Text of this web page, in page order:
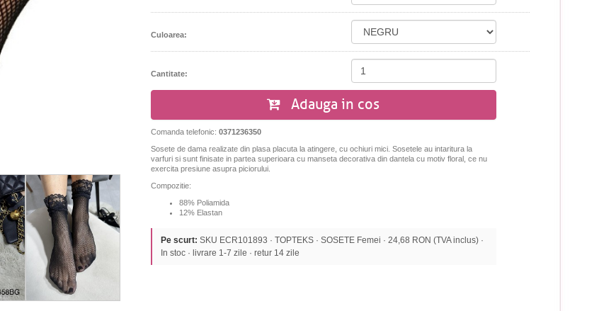
Culoarea:
Cantitate:
Adauga in cos
Comanda telefonic: 0371236350
Sosete de dama realizate din plasa placuta la atingere, cu ochiuri mici. Sosetele au intaritura la
varfuri si sunt finisate in partea superioara cu manseta decorativa din dantela cu motiv floral, ce nu
exercita presiune asupra piciorului.
Compozitie:
88% Poliamida
12% Elastan
Pe scurt: SKU ECR101893 · TOPTEKS · SOSETE Femei · 24,68 RON (TVA inclus) ·
In stoc · livrare 1-7 zile · retur 14 zile